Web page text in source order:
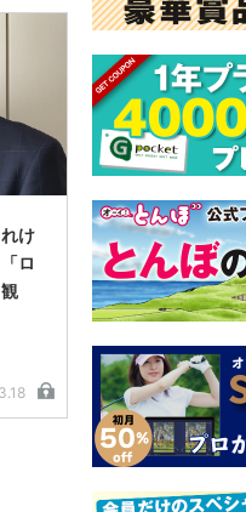
け
ロ